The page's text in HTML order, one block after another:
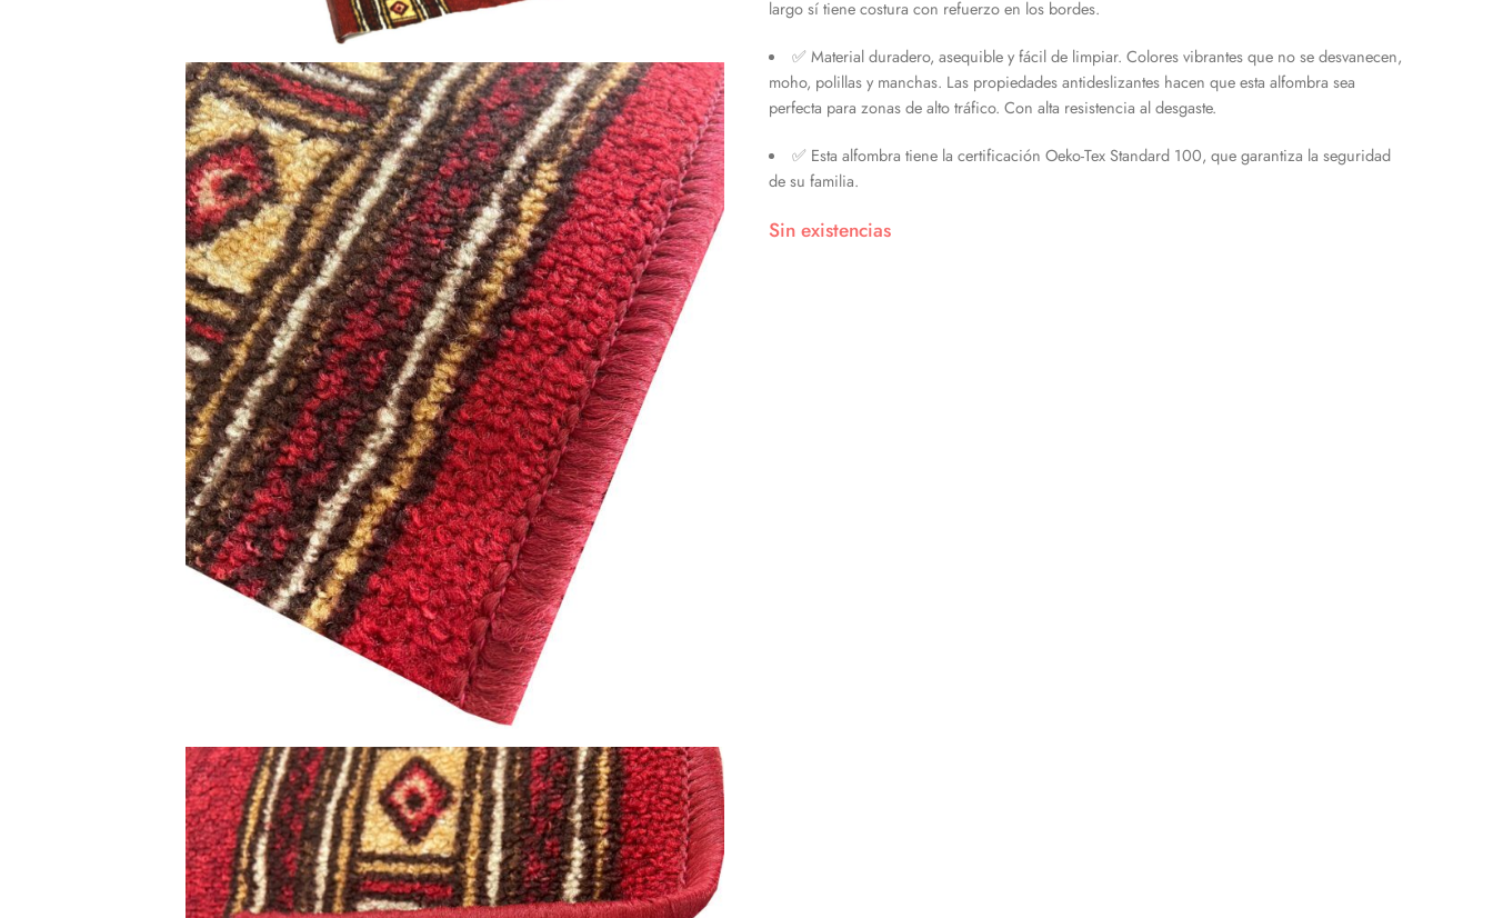
largo sí tiene costura con refuerzo en los bordes.
✅ Material duradero, asequible y fácil de limpiar. Colores vibrantes que no se desvanecen,
moho, polillas y manchas. Las propiedades antideslizantes hacen que esta alfombra sea
perfecta para zonas de alto tráfico. Con alta resistencia al desgaste.
✅ Esta alfombra tiene la certificación Oeko-Tex Standard 100, que garantiza la seguridad
de su familia.
Sin existencias